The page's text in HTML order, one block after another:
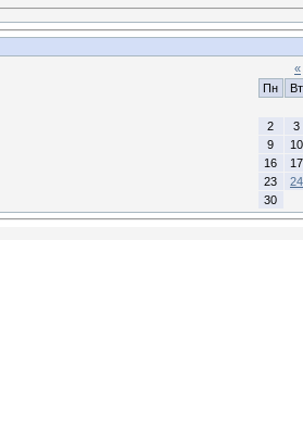
«
Пн
Вт
2
3
9
10
16
17
23
24
30